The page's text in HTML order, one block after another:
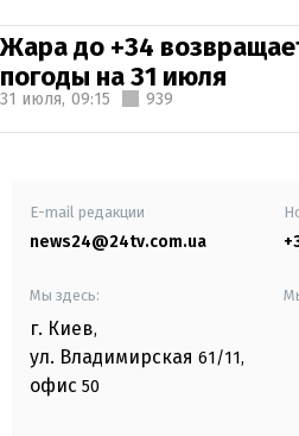
Жара до +34
погоды на 31 июля
31 июля, 09:15 939
E-mail редакции
news24@24tv.com.ua
Мы здесь:
г. Киев,
ул. Владимирская 61/11,
офис 50